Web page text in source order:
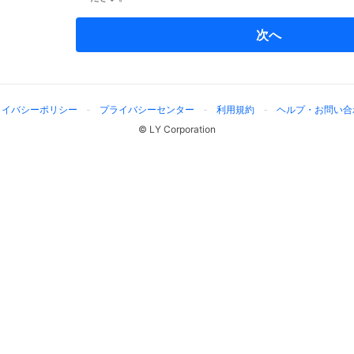
次へ
バシーポリシー プライバシーセンター 利用規約
ヘルプ・お問い
© LY Corporation